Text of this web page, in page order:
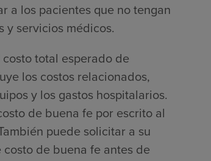
a los pacientes que no tengan
y servicios médicos.
total esperado de
los costos relacionados,
y los gastos hospitalarios.
de buena fe por escrito al
puede solicitar a su
de buena fe antes de